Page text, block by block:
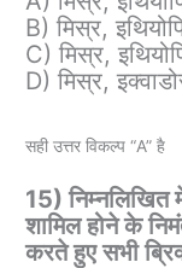
B) मिस्र,
C) मिस्र,
D) मिस्र,
सही उत्तर विकल्प “A” है
15)
शामिल होने के
करते हुए सभी